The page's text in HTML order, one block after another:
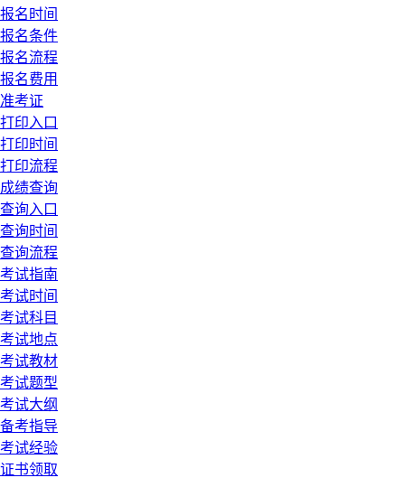
报名时间
报名条件
报名流程
报名费用
准考证
打印入口
打印时间
打印流程
成绩查询
查询入口
查询时间
查询流程
考试指南
考试时间
考试科目
考试地点
考试教材
考试题型
考试大纲
备考指导
考试经验
证书领取